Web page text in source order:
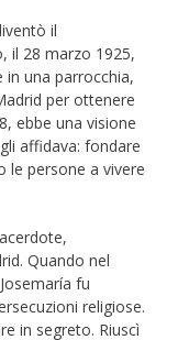
il
il 28 marzo 1925,
una parrocchia,
per ottenere
ebbe una visione
affidava: fondare
le persone a vivere
Quando nel
fu
religiose.
in segreto. Riuscì